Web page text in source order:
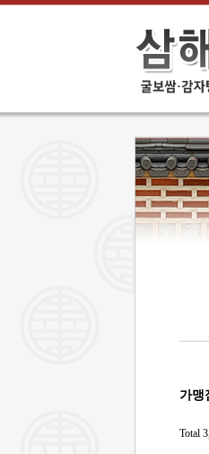
가맹
Total